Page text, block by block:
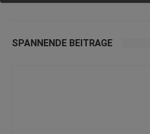
SPANNENDE BEITRÄGE